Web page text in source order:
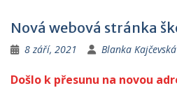
Nová webová stránka
8 září, 2021 Blanka Kajčevská
Došlo k přesunu na novou